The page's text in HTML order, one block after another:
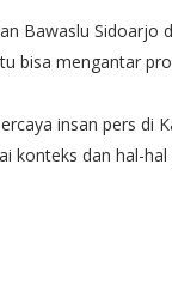
Bawaslu
bisa mengantar
insan pers di
konteks dan hal-